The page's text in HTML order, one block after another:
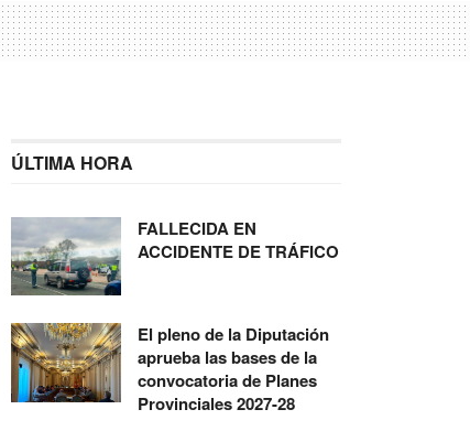
ÚLTIMA HORA
FALLECIDA EN
ACCIDENTE DE TRÁFICO
El pleno de la Diputación
aprueba las bases de la
convocatoria de Planes
Provinciales 2027-28